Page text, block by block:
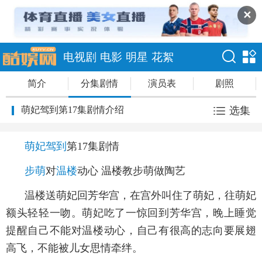
✕
电视剧 电影 明星 花絮
简介 分集剧情 演员表 剧照
萌妃驾到第17集剧情介绍 选集
萌妃驾到 第17集剧情
步萌对温楼动心 温楼教步萌做陶艺
温楼送萌妃回芳华宫，在宫外叫住了萌妃，往萌妃
额头轻轻一吻。萌妃吃了一惊回到芳华宫，晚上睡觉
提醒自己不能对温楼动心，自己有很高的志向要展翅
高飞，不能被儿女思情牵绊。